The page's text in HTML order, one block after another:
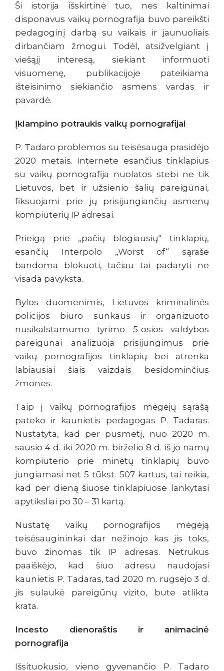
Ši istorija išskirtinė tuo, nes kaltinimai
disponavus vaikų pornografija buvo pareikšti
pedagoginį darbą su vaikais ir jaunuoliais
dirbančiam žmogui. Todėl, atsižvelgiant į
viešąjį interesą, siekiant informuoti
visuomenę, publikacijoje pateikiama
išteisinimo siekiančio asmens vardas ir
pavardė.
Įklampino potraukis vaikų pornografijai
P. Tadaro problemos su teisėsauga prasidėjo
2020 metais. Internete esančius tinklapius
su vaikų pornografija nuolatos stebi ne tik
Lietuvos, bet ir užsienio šalių pareigūnai,
fiksuojami prie jų prisijungiančių asmenų
kompiuterių IP adresai.
Prieigą prie „pačių blogiausių“ tinklapių,
esančių Interpolo „Worst of“ sąraše
bandoma blokuoti, tačiau tai padaryti ne
visada pavyksta.
Bylos duomenimis, Lietuvos kriminalinės
policijos biuro sunkaus ir organizuoto
nusikalstamumo tyrimo 5-osios valdybos
pareigūnai analizuoja prisijungimus prie
vaikų pornografijos tinklapių bei atrenka
labiausiai šiais vaizdais besidominčius
žmones.
Taip į vaikų pornografijos mėgėjų sąrašą
pateko ir kaunietis pedagogas P. Tadaras.
Nustatyta, kad per pusmetį, nuo 2020 m.
sausio 4 d. iki 2020 m. birželio 8 d. iš jo namų
kompiuterio prie minėtų tinklapių buvo
jungiamasi net 5 tūkst. 507 kartus, tai reikia,
kad per dieną šiuose tinklapiuose lankytasi
apytiksliai po 30 – 31 kartą.
Nustatę vaikų pornografijos mėgėją
teisėsaugininkai dar nežinojo kas jis toks,
buvo žinomas tik IP adresas. Netrukus
paaiškėjo, kad šiuo adresu naudojasi
kaunietis P. Tadaras, tad 2020 m. rugsėjo 3 d.
jis sulaukė pareigūnų vizito, bute atlikta
krata.
Incesto dienoraštis ir animacinė
pornografija
Išsituokusio, vieno gyvenančio P. Tadaro